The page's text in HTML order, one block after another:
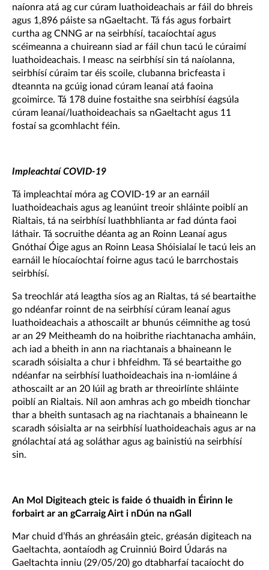
naíonra atá ag cur cúram luathoideachais ar fáil do bhreis
agus 1,896 páiste sa nGaeltacht. Tá fás agus forbairt
curtha ag CNNG ar na seirbhísí, tacaíochtaí agus
scéimeanna a chuireann siad ar fáil chun tacú le cúraimí
luathoideachais. I measc na seirbhísí sin tá naíolanna,
seirbhísí cúraim tar éis scoile, clubanna bricfeasta i
dteannta na gcúig ionad cúram leanaí atá faoina
gcoimirce. Tá 178 duine fostaithe sna seirbhísí éagsúla
cúram leanaí/luathoideachais sa nGaeltacht agus 11
fostaí sa gcomhlacht féin.
Impleachtaí COVID-19
Tá impleachtaí móra ag COVID-19 ar an earnáil
luathoideachais agus ag leanúint treoir shláinte poiblí an
Rialtais, tá na seirbhísí luathbhlianta ar fad dúnta faoi
láthair. Tá socruithe déanta ag an Roinn Leanaí agus
Gnóthaí Óige agus an Roinn Leasa Shóisialaí le tacú leis an
earnáil le híocaíochtaí foirne agus tacú le barrchostais
seirbhísí.
Sa treochlár atá leagtha síos ag an Rialtas, tá sé beartaithe
go ndéanfar roinnt de na seirbhísí cúram leanaí agus
luathoideachais a athoscailt ar bhunús céimnithe ag tosú
ar an 29 Meitheamh do na hoibrithe riachtanacha amháin,
ach iad a bheith in ann na riachtanais a bhaineann le
scaradh sóisialta a chur i bhfeidhm. Tá sé beartaithe go
ndéanfar na seirbhísí luathoideachais ina n-iomláine á
athoscailt ar an 20 Iúil ag brath ar threoirlínte shláinte
poiblí an Rialtais. Níl aon amhras ach go mbeidh tionchar
thar a bheith suntasach ag na riachtanais a bhaineann le
scaradh sóisialta ar na seirbhísí luathoideachais agus ar na
gnólachtaí atá ag soláthar agus ag bainistiú na seirbhísí
sin.
An Mol Digiteach gteic is faide ó thuaidh in Éirinn le
forbairt ar an gCarraig Airt i nDún na nGall
Mar chuid d’fhás an ghréasáin gteic, gréasán digiteach na
Gaeltachta, aontaíodh ag Cruinniú Boird Údarás na
Gaeltachta inniu (29/05/20) go dtabharfaí tacaíocht do